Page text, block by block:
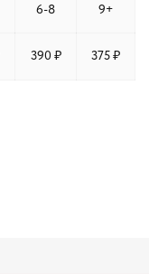
6-8 9+
390 ₽ 375 ₽